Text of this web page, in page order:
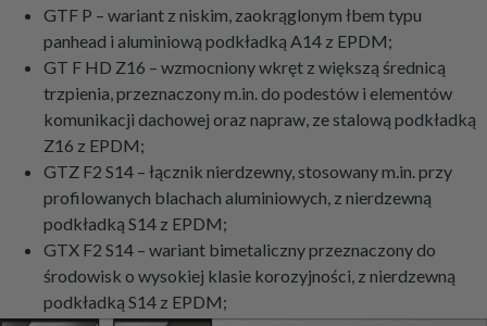
GTF P – wariant z niskim, zaokrąglonym łbem typu
panhead i aluminiową podkładką A14 z EPDM;
GT F HD Z16 – wzmocniony wkręt z większą średnicą
trzpienia, przeznaczony m.in. do podestów i elementów
komunikacji dachowej oraz napraw, ze stalową podkładką
Z16 z EPDM;
GTZ F2 S14 – łącznik nierdzewny, stosowany m.in. przy
profilowanych blachach aluminiowych, z nierdzewną
podkładką S14 z EPDM;
GTX F2 S14 – wariant bimetaliczny przeznaczony do
środowisk o wysokiej klasie korozyjności, z nierdzewną
podkładką S14 z EPDM;